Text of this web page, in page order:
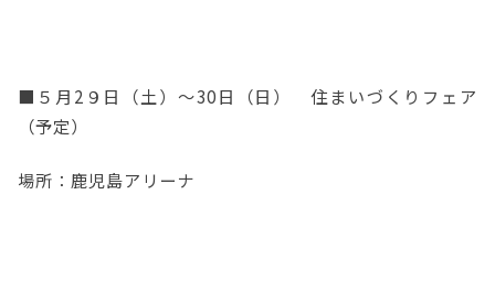
■５月2９日（土）～30日（日） 住まいづくりフェア
（予定）
場所：鹿児島アリーナ